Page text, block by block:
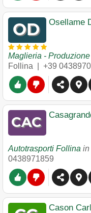
Osellame
Maglieria -
Follina
+39
Autotrasporti Follina in
0438971859
Cason